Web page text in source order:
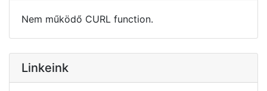
Nem működő CURL function.
Linkeink